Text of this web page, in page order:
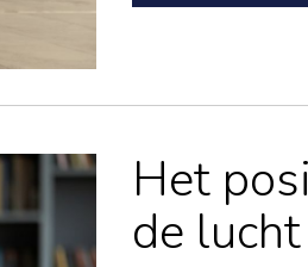
Het
de lucht